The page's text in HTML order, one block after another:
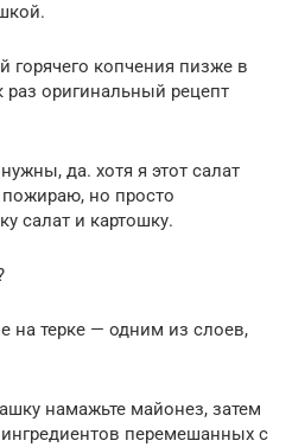
горячего копчения пизже в
раз оригинальный рецепт
да. хотя я этот салат
но просто
салат и картошку.
на терке — одним из слоев,
намажьте майонез, затем
перемешанных с